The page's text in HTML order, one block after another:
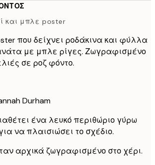
και μπλε poster
που δείχνει ροδάκινα και φύλλα
με μπλε ρίγες. Ζωγραφισμένο
σε ροζ φόντο.
Durham
ένα λευκό περιθώριο γύρω
να πλαισιώσει το σχέδιο.
αρχικά ζωγραφισμένο στο χέρι.